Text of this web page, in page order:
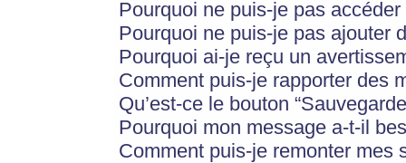
Pourquoi ne puis-je pas
Pourquoi ne puis-je pas ajouter
Pourquoi ai-je reçu un
Comment puis-je rapporter des
Qu’est-ce le bouton
Pourquoi mon message a-t-il
Comment puis-je remonter mes